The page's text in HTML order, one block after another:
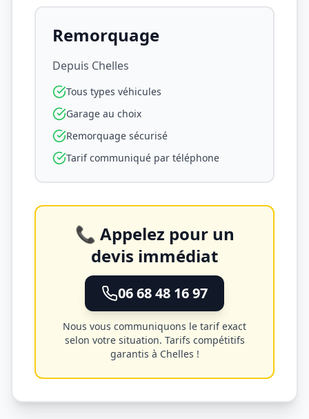
Remorquage
Depuis Chelles
Tous types véhicules
Garage au choix
Remorquage sécurisé
Tarif communiqué par téléphone
📞 Appelez pour un
devis immédiat
06 68 48 16 97
Nous vous communiquons le tarif exact
selon votre situation. Tarifs compétitifs
garantis à Chelles !